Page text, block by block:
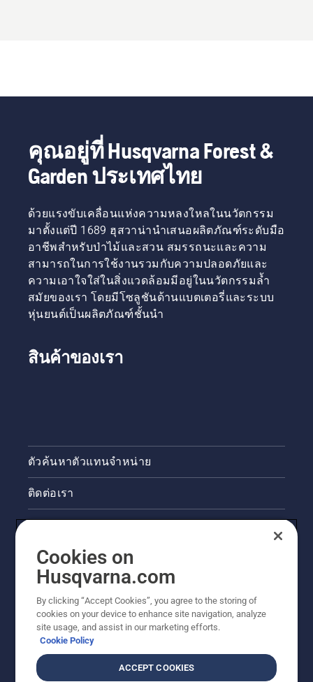
คุณอยู่ที่ Husqvarna Forest &
Garden ประเทศไทย
ด้วยแรงขับเคลื่อนแห่งความหลงใหลในนวัตกรรม
มาตั้งแต่ปี 1689 ฮุสวาน่านำเสนอผลิตภัณฑ์ระดับมือ
อาชีพสำหรับป่าไม้และสวน สมรรถนะและความ
สามารถในการใช้งานรวมกับความปลอดภัยและ
ความเอาใจใส่ในสิ่งแวดล้อมมีอยู่ในนวัตกรรมล้ำ
สมัยของเรา โดยมีโซลูชันด้านแบตเตอรี่และระบบ
หุ่นยนต์เป็นผลิตภัณฑ์ชั้นนำ
สินค้าของเรา
ตัวค้นหาตัวแทนจำหน่าย
ติดต่อเรา
ข้อมูลผลิตภัณฑ์ทางกฎหมาย
Cookies on
Husqvarna.com
By clicking “Accept Cookies”, you agree to the storing of
cookies on your device to enhance site navigation, analyze
site usage, and assist in our marketing efforts.
Cookie Policy
ACCEPT COOKIES